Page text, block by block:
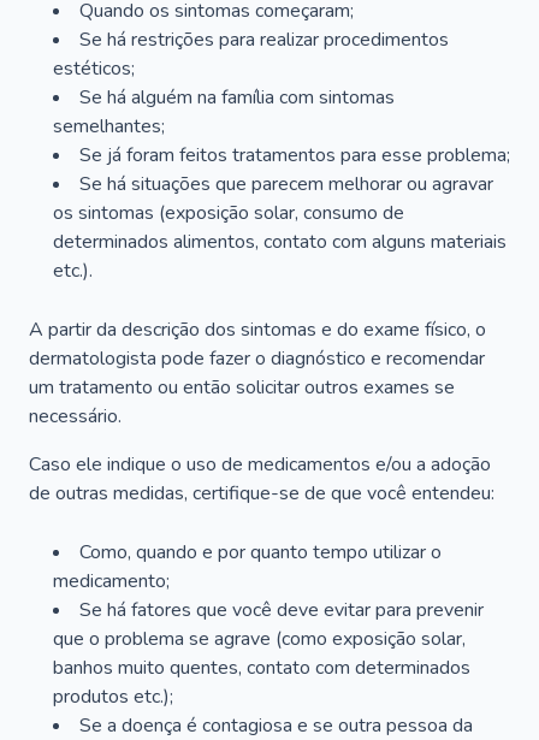
Quando os sintomas começaram;
Se há restrições para realizar procedimentos
estéticos;
Se há alguém na família com sintomas
semelhantes;
Se já foram feitos tratamentos para esse problema;
Se há situações que parecem melhorar ou agravar
os sintomas (exposição solar, consumo de
determinados alimentos, contato com alguns materiais
etc.).
A partir da descrição dos sintomas e do exame físico, o
dermatologista pode fazer o diagnóstico e recomendar
um tratamento ou então solicitar outros exames se
necessário.
Caso ele indique o uso de medicamentos e/ou a adoção
de outras medidas, certifique-se de que você entendeu:
Como, quando e por quanto tempo utilizar o
medicamento;
Se há fatores que você deve evitar para prevenir
que o problema se agrave (como exposição solar,
banhos muito quentes, contato com determinados
produtos etc.);
Se a doença é contagiosa e se outra pessoa da